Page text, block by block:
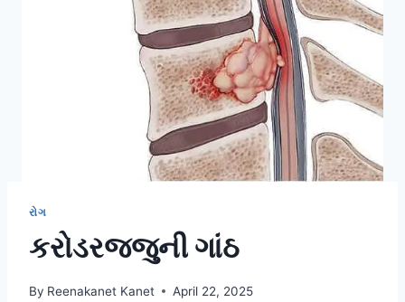
રોગ
કરોડરજ્જુની ગાંઠ
By Reenakanet Kanet April 22, 2025